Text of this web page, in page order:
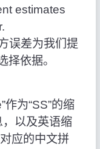
estimates
误差为我们提
择依据。
为“SS”的缩
，以及英语缩
应的中文拼